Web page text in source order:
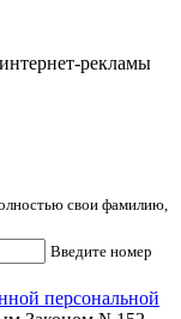
рекламы
свои фамилию,
Введите номер
персональной